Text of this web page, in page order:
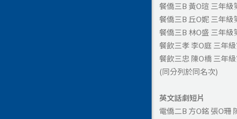
餐僑三B 黃O瑄 三年級
餐僑三B 丘O妮 三年級
餐僑三B 林O盛 三年級
餐飲三孝 李O庭 三年
餐飲三忠 陳O橋 三年
(同分列於同名次)
英文話劇短片
電僑二B 方O銘 張O珊